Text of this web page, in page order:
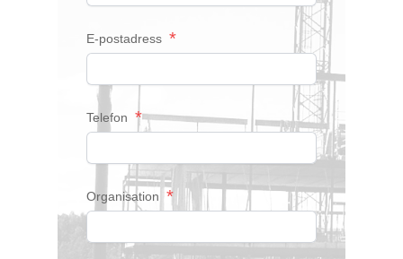
E-postadress *
Telefon *
Organisation *